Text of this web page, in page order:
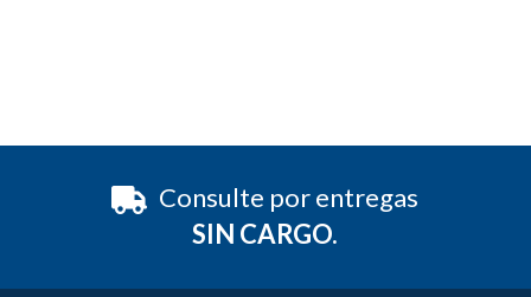
Consulte por entregas
SIN CARGO.